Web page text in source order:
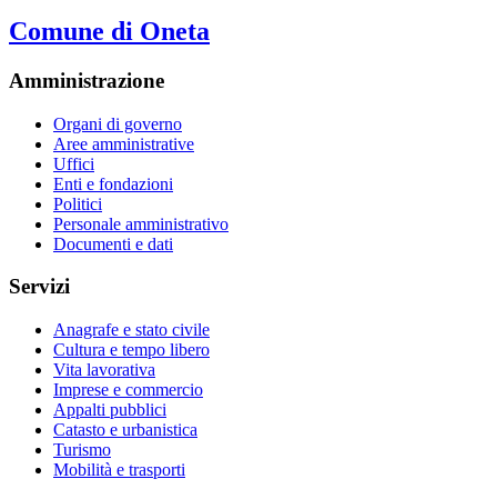
Comune di Oneta
Amministrazione
Organi di governo
Aree amministrative
Uffici
Enti e fondazioni
Politici
Personale amministrativo
Documenti e dati
Servizi
Anagrafe e stato civile
Cultura e tempo libero
Vita lavorativa
Imprese e commercio
Appalti pubblici
Catasto e urbanistica
Turismo
Mobilità e trasporti